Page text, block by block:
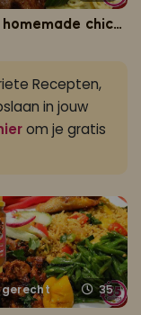
Mom's homemade chicken met Sandhia's nasi
Recepten,
in jouw
om je gratis
35